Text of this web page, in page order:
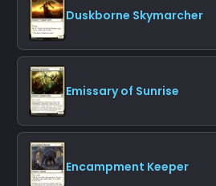
Duskborne Skymarcher
Emissary of Sunrise
Encampment Keeper